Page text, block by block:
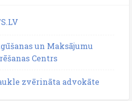
un Maksājumu
Centrs
zvērināta advokāte